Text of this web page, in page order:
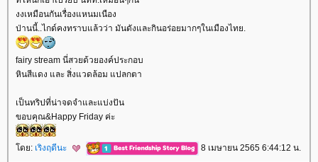
งงเหมือนกันเรื่องแหนมเนือง
ป่านนี้..ไกด์คงทราบแล้วว่า มันดังและกินอร่อยมากๆในเมืองไทย.
fairy stream นี่สวยด้วยองค์ประกอบ
หินสีแดง และ สิ่งแวดล้อม แปลกตา
เป็นทริปที่น่าจดจำและแบ่งปัน
ขอบคุณ&Happy Friday ค่ะ
ดย: เริงฤดีนะ 8 เมษายน 2565 6:44:12 น.